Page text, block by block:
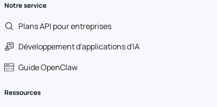
Notre service
Plans API pour entreprises
Développement d'applications d'IA
Guide OpenClaw
Ressources